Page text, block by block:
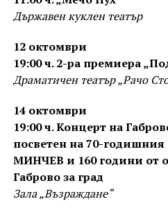
Държавен куклен театър
12 октомври
19:00 ч. 2-ра премиера
Драматичен театър „Рачо
14 октомври
19:00 ч. Концерт на
посветен на 70-
МИНЧЕВ и 160 години от
Габрово за град
Зала „Възраждане“